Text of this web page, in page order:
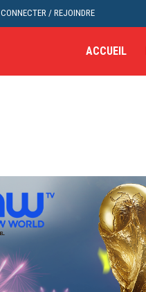
CONNECTER / REJOINDRE
ACCUEIL